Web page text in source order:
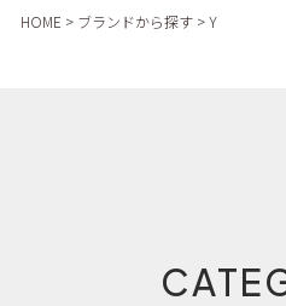
HOME ブランドから探す Y